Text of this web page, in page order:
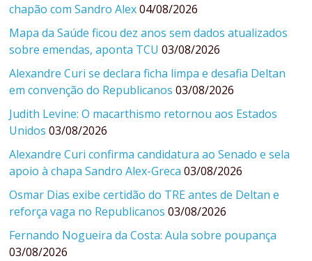
chapão com Sandro Alex 04/08/2026
Mapa da Saúde ficou dez anos sem dados atualizados
sobre emendas, aponta TCU 03/08/2026
Alexandre Curi se declara ficha limpa e desafia Deltan
em convenção do Republicanos 03/08/2026
Judith Levine: O macarthismo retornou aos Estados
Unidos 03/08/2026
Alexandre Curi confirma candidatura ao Senado e sela
apoio à chapa Sandro Alex-Greca 03/08/2026
Osmar Dias exibe certidão do TRE antes de Deltan e
reforça vaga no Republicanos 03/08/2026
Fernando Nogueira da Costa: Aula sobre poupança
03/08/2026